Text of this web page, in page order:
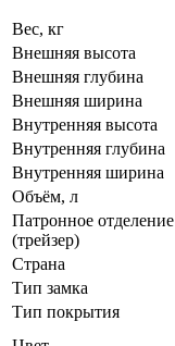
Вес, кг
Внешняя высота
Внешняя глубина
Внешняя ширина
Внутренняя высота
Внутренняя глубина
Внутренняя ширина
Объём, л
Патронное отделение
(трейзер)
Страна
Тип замка
Тип покрытия